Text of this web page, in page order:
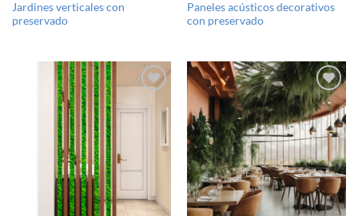
Jardines verticales con
preservado
Paneles acústicos decorativos
con preservado
a la
Añadir
a la
lista de
deseos